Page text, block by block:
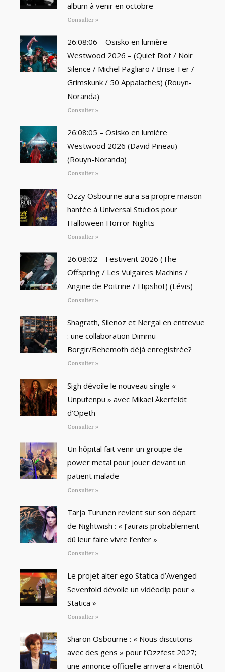
album à venir en octobre
Consulter »
26:08:06 – Osisko en lumière
Westwood 2026 – (Quiet Riot / Noir
Silence / Michel Pagliaro / Brise-Fer /
Grimskunk / 50 Appalaches) (Rouyn-
Noranda)
Consulter »
26:08:05 – Osisko en lumière
Westwood 2026 (David Pineau)
(Rouyn-Noranda)
Consulter »
Ozzy Osbourne aura sa propre maison
hantée à Universal Studios pour
Halloween Horror Nights
Consulter »
26:08:02 – Festivent 2026 (The
Offspring / Les Vulgaires Machins /
Angine de Poitrine / Hipshot) (Lévis)
Consulter »
Shagrath, Silenoz et Nergal en entrevue
: une collaboration Dimmu
Borgir/Behemoth déjà enregistrée?
Consulter »
Sigh dévoile le nouveau single «
Unputenpu » avec Mikael Åkerfeldt
d’Opeth
Consulter »
Un hôpital fait venir un groupe de
power metal pour jouer devant un
patient malade
Consulter »
Tarja Turunen revient sur son départ
de Nightwish : « J’aurais probablement
dû leur faire vivre l’enfer »
Consulter »
Le projet alter ego Statica d’Avenged
Sevenfold dévoile un vidéoclip pour «
Statica »
Consulter »
Sharon Osbourne : « Nous discutons
avec des gens » pour l’Ozzfest 2027;
une annonce officielle arrivera « bientôt